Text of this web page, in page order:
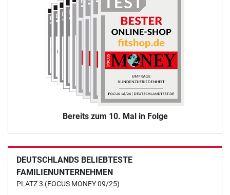
Bereits zum 10. Mal in Folge
DEUTSCHLANDS BELIEBTESTE
FAMILIENUNTERNEHMEN
PLATZ 3 (FOCUS MONEY 09/25)